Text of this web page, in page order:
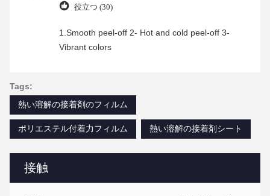
接触
役立つ (30)
1.Smooth peel-off 2- Hot and cold peel-off 3-
Vibrant colors
Tags:
熱い溶解の接着剤のフィルム
ポリエステル付着力フィルム 熱い溶解の接着剤シート